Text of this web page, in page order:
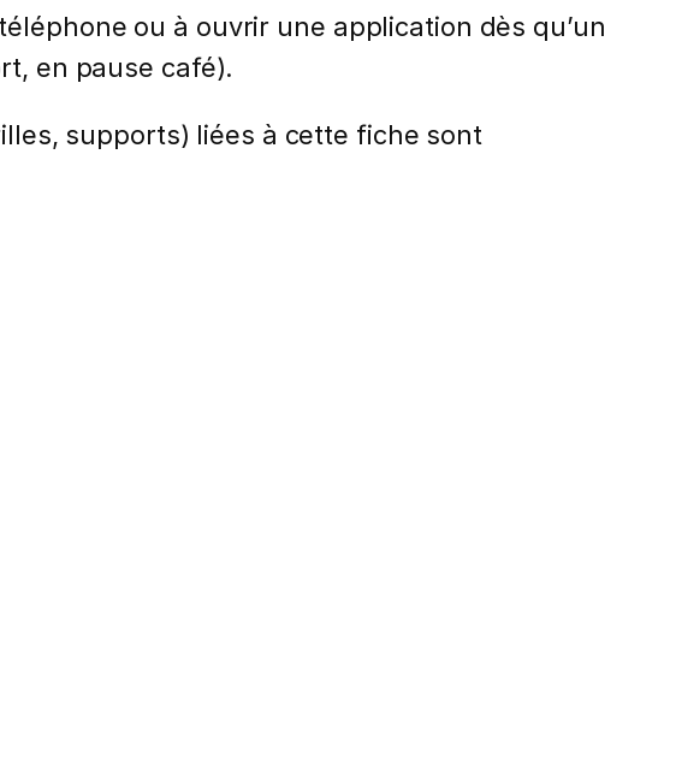
ou à ouvrir une application dès qu’un
en pause café).
supports) liées à cette fiche sont